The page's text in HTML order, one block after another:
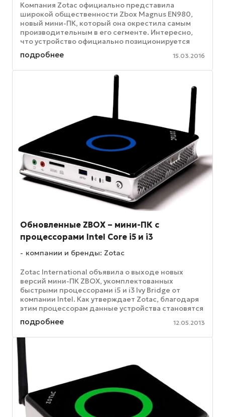
Компания Zotac официально представила
широкой общественности Zbox Magnus EN980,
новый мини-ПК, который она окрестила самым
производительным в его сегменте. Интересно,
что устройство официально позиционируется
именно как игровой девайс. Основная ...
подробнее 15.03.2016
Обновленные ZBOX – мини-ПК с
процессорами Intel Core i5 и i3
компании и бренды: Zotac
Zotac International объявила о выходе новых
версий мини-ПК ZBOX, укомплектованных
быстрыми процессорами i5 и i3 Ivy Bridge от
компании Intel. Как утверждает Zotac, благодаря
этим процессорам данные устройства становятся
на один уровень с весьма ...
подробнее 12.05.2013